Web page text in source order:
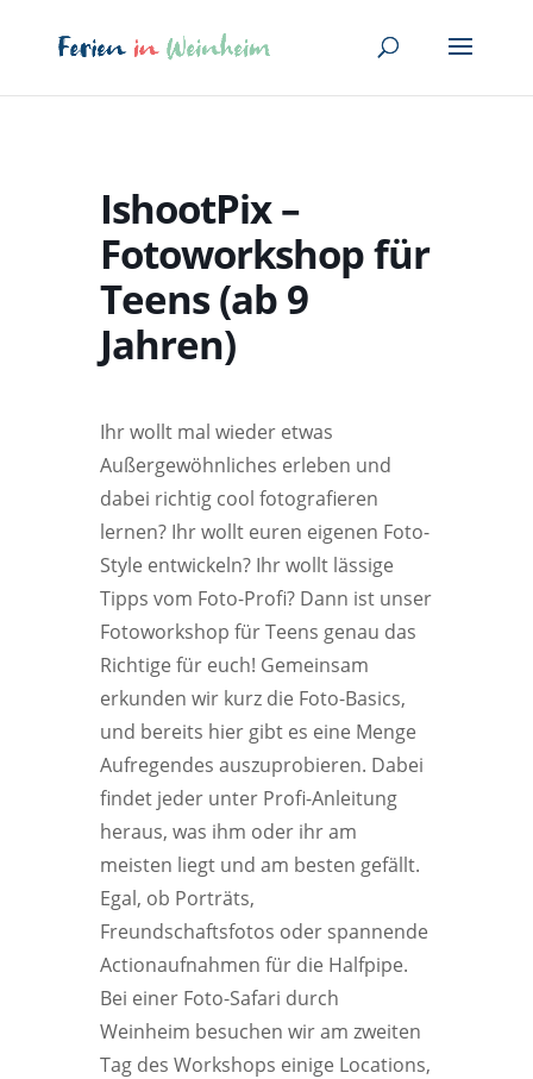
IshootPix –
Fotoworkshop für
Teens (ab 9
Jahren)
Ihr wollt mal wieder etwas
Außergewöhnliches erleben und
dabei richtig cool fotografieren
lernen? Ihr wollt euren eigenen Foto-
Style entwickeln? Ihr wollt lässige
Tipps vom Foto-Profi? Dann ist unser
Fotoworkshop für Teens genau das
Richtige für euch! Gemeinsam
erkunden wir kurz die Foto-Basics,
und bereits hier gibt es eine Menge
Aufregendes auszuprobieren. Dabei
findet jeder unter Profi-Anleitung
heraus, was ihm oder ihr am
meisten liegt und am besten gefällt.
Egal, ob Porträts,
Freundschaftsfotos oder spannende
Actionaufnahmen für die Halfpipe.
Bei einer Foto-Safari durch
Weinheim besuchen wir am zweiten
Tag des Workshops einige Locations,